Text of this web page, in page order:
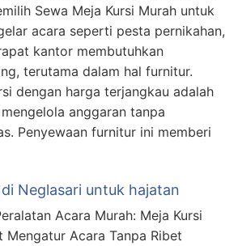
Sewa Meja Kursi Murah untuk
acara seperti pesta pernikahan,
kantor membutuhkan
terutama dalam hal furnitur.
dengan harga terjangkau adalah
anggaran tanpa
Penyewaan furnitur ini memberi
Neglasari untuk hajatan
Acara Murah: Meja Kursi
Mengatur Acara Tanpa Ribet